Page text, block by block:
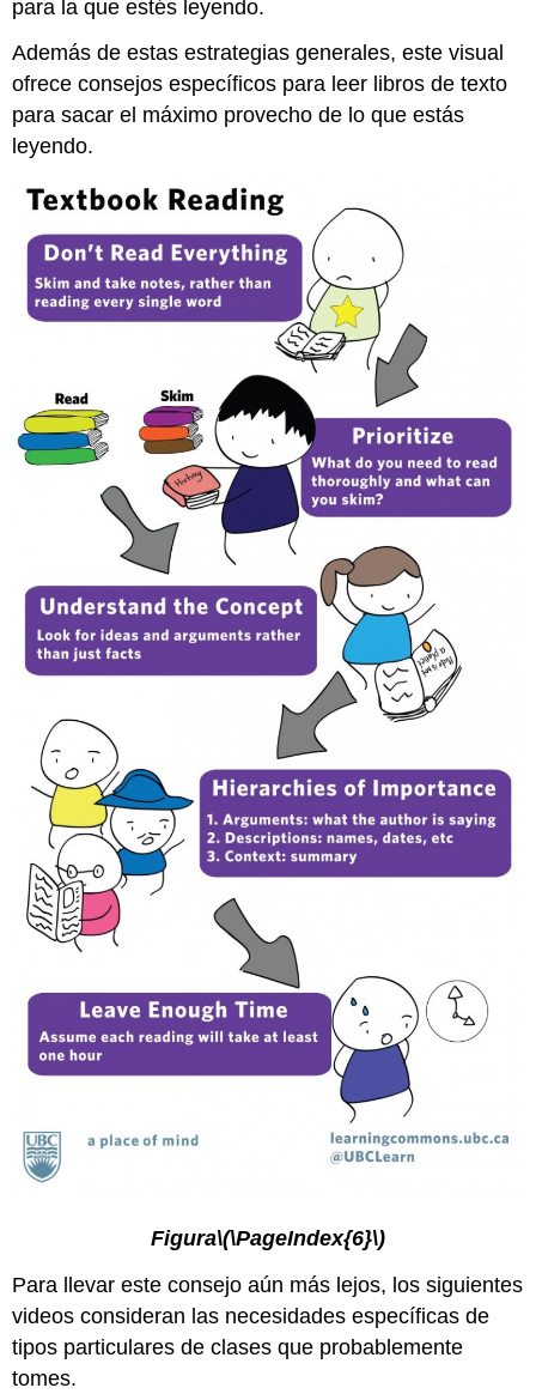
para la que estés leyendo.
Además de estas estrategias generales, este visual
ofrece consejos específicos para leer libros de texto
para sacar el máximo provecho de lo que estás
leyendo.
Figura\(\PageIndex{6}\)
Para llevar este consejo aún más lejos, los siguientes
videos consideran las necesidades específicas de
tipos particulares de clases que probablemente
tomes.